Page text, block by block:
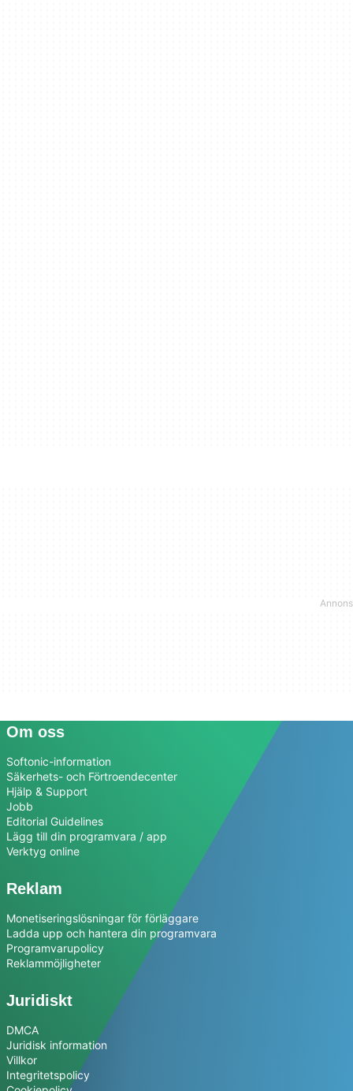
Om oss
Softonic-information
Säkerhets- och Förtroendecenter
Hjälp & Support
Jobb
Editorial Guidelines
Lägg till din programvara / app
Verktyg online
Reklam
Monetiseringslösningar för förläggare
Ladda upp och hantera din programvara
Programvarupolicy
Reklammöjligheter
Juridiskt
DMCA
Juridisk information
Villkor
Integritetspolicy